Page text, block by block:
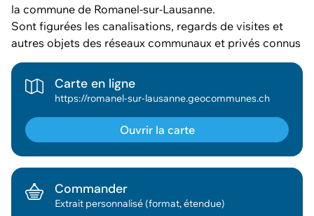
la commune de Romanel-sur-Lausanne.
Sont figurées les canalisations, regards de visites et
autres objets des réseaux communaux et privés connus
Carte en ligne
https://romanel-sur-lausanne.geocommunes.ch
Ouvrir la carte
Commander
Extrait personnalisé (format, étendue)